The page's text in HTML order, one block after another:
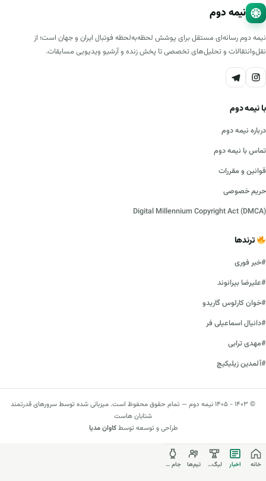
نیمه دوم
نیمه دوم رسانه‌ای مستقل برای پوشش لحظه‌به‌لحظه فوتبال ایران و جهان است؛ از
نقل‌وانتقالات و تحلیل‌های تخصصی تا پخش زنده و آرشیو ویدیویی مسابقات.
با نیمه دوم
درباره نیمه دوم
تماس با نیمه دوم
قوانین و مقررات
حریم خصوصی
Digital Millennium Copyright Act (DMCA)
ترندها
#خبر فوری
#علیرضا بیرانوند
#خوان کارلوس گاریدو
#دانیال اسماعیلی فر
#مهدی ترابی
#آلمدین زیلیکیچ
© ۱۴۰۳ - ۱۴۰۵ نیمه دوم — تمام حقوق محفوظ است. میزبانی شده توسط سرورهای قدرتمند
شتابان هاست
طراحی و توسعه توسطکاوان مدیا
خانه اخبار لیگ‌ها تیم‌ها جام جهانی